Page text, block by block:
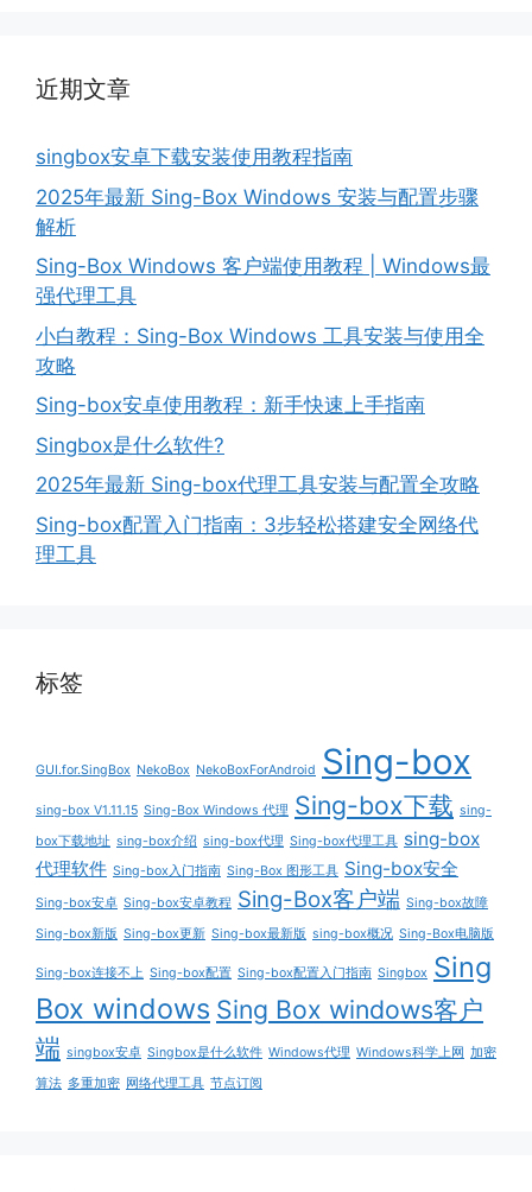
近期文章
singbox安卓下载安装使用教程指南
2025年最新 Sing-Box Windows 安装与配置步骤
解析
Sing-Box Windows 客户端使用教程 | Windows最
强代理工具
小白教程：Sing-Box Windows 工具安装与使用全
攻略
Sing-box安卓使用教程：新手快速上手指南
Singbox是什么软件?
2025年最新 Sing-box代理工具安装与配置全攻略
Sing-box配置入门指南：3步轻松搭建安全网络代
理工具
标签
GUI.for.SingBox NekoBox NekoBoxForAndroid Sing-box
sing-box V1.11.15 Sing-Box Windows 代理 Sing-box下载 sing-
box下载地址 sing-box介绍 sing-box代理 Sing-box代理工具 sing-box
代理软件 Sing-box入门指南 Sing-Box 图形工具 Sing-box安全
Sing-box安卓 Sing-box安卓教程 Sing-Box客户端 Sing-box故障
Sing-box新版 Sing-box更新 Sing-box最新版 sing-box概况 Sing-Box电脑版
Sing-box连接不上 Sing-box配置 Sing-box配置入门指南 Singbox Sing
Box windows Sing Box windows客户
端 singbox安卓 Singbox是什么软件 Windows代理 Windows科学上网 加密
算法 多重加密 网络代理工具 节点订阅